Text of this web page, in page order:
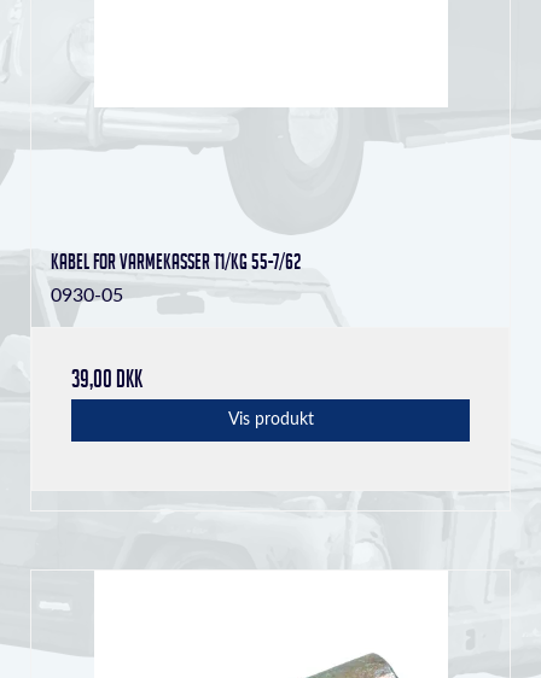
Kabel for varmekasser T1/KG 55-7/62
0930-05
39,00 DKK
Vis produkt